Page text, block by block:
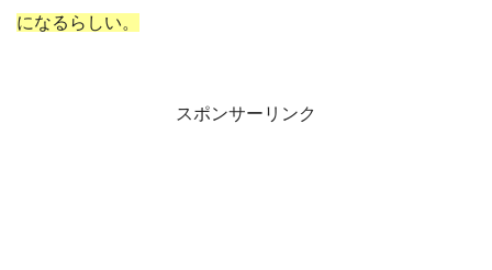
になるらしい。
スポンサーリンク